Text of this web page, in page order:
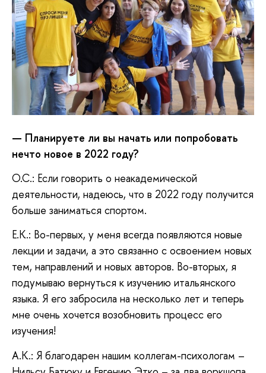
— Планируете ли вы начать или попробовать
нечто новое в 2022 году?
О.С.: Если говорить о неакадемической
деятельности, надеюсь, что в 2022 году получится
больше заниматься спортом.
Е.К.: Во-первых, у меня всегда появляются новые
лекции и задачи, а это связанно с освоением новых
тем, направлений и новых авторов. Во-вторых, я
подумываю вернуться к изучению итальянского
языка. Я его забросила на несколько лет и теперь
мне очень хочется возобновить процесс его
изучения!
А.К.: Я благодарен нашим коллегам-психологам –